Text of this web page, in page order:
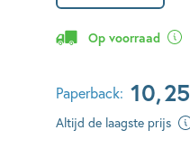
Op voorraad
Paperback: 10,25
Altijd de laagste prijs